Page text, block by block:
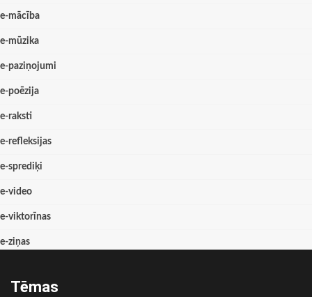
e-mācība
e-mūzika
e-paziņojumi
e-poēzija
e-raksti
e-refleksijas
e-sprediķi
e-video
e-viktorīnas
e-ziņas
Tēmas